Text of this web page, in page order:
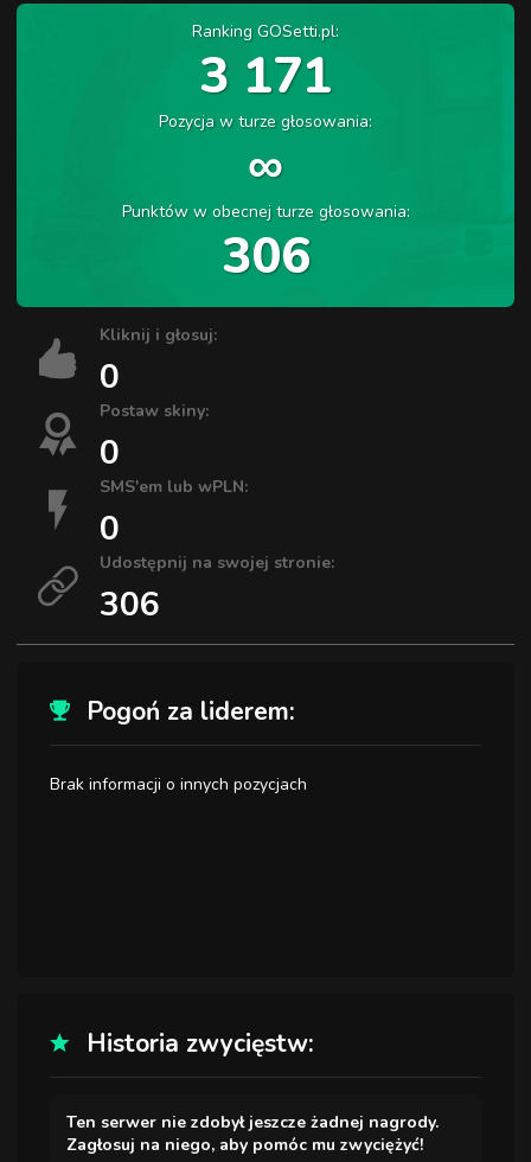
Ranking GOSetti.pl:
3 171
Pozycja w turze głosowania:
∞
Punktów w obecnej turze głosowania:
306
Kliknij i głosuj:
0
Postaw skiny:
0
SMS'em lub wPLN:
0
Udostępnij na swojej stronie:
306
Pogoń za liderem:
Brak informacji o innych pozycjach
Historia zwycięstw:
Ten serwer nie zdobył jeszcze żadnej nagrody.
Zagłosuj na niego, aby pomóc mu zwyciężyć!